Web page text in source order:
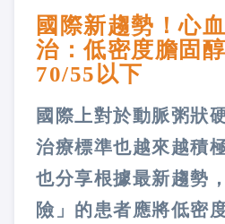
國際新趨勢！心
治：低密度膽固
70/55以下
國際上對於動脈粥狀
治療標準也越來越積
也分享根據最新趨勢
險」的患者應將低密